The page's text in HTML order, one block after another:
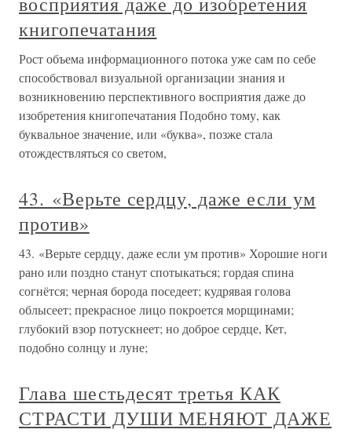
книгопечатания
Рост объема информационного потока уже сам по себе
способствовал визуальной организации знания и
возникновению перспективного восприятия даже до
изобретения книгопечатания Подобно тому, как
буквальное значение, или «буква», позже стала
отождествляться со светом,
43. «Верьте сердцу, даже если ум
против»
43. «Верьте сердцу, даже если ум против» Хорошие ноги
рано или поздно станут спотыкаться; гордая спина
согнётся; черная борода поседеет; кудрявая голова
облысеет; прекрасное лицо покроется морщинами;
глубокий взор потускнеет; но доброе сердце, Кет,
подобно солнцу и луне;
Глава шестьдесят третья КАК
СТРАСТИ ДУШИ МЕНЯЮТ ДАЖЕ